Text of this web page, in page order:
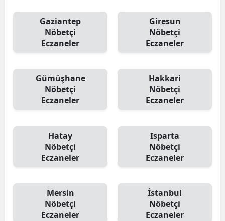
Gaziantep
Nöbetçi
Eczaneler
Giresun
Nöbetçi
Eczaneler
Gümüşhane
Nöbetçi
Eczaneler
Hakkari
Nöbetçi
Eczaneler
Hatay
Nöbetçi
Eczaneler
Isparta
Nöbetçi
Eczaneler
Mersin
Nöbetçi
Eczaneler
İstanbul
Nöbetçi
Eczaneler